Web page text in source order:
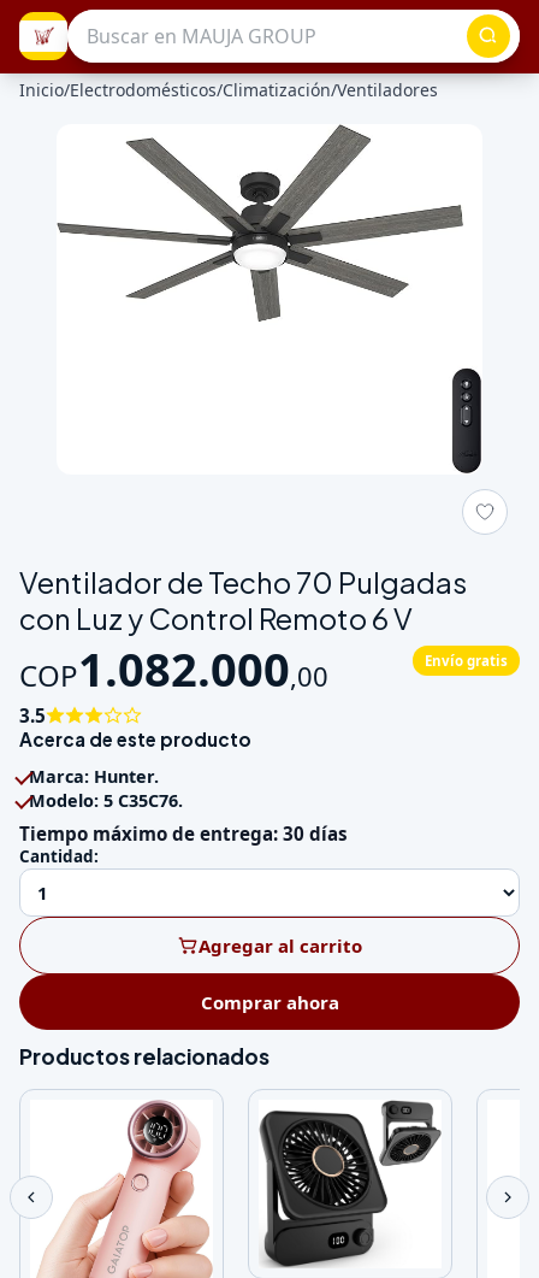
Inicio/Electrodomésticos/Climatización/Ventiladores
Ventilador de Techo 70 Pulgadas
con Luz y Control Remoto 6 V
COP1.082.000,00 Envío gratis
3.5
Acerca de este producto
Marca: Hunter.
Modelo: 5 C35C76.
Tiempo máximo de entrega: 30 días
Cantidad:
Agregar al carrito
Comprar ahora
Productos relacionados